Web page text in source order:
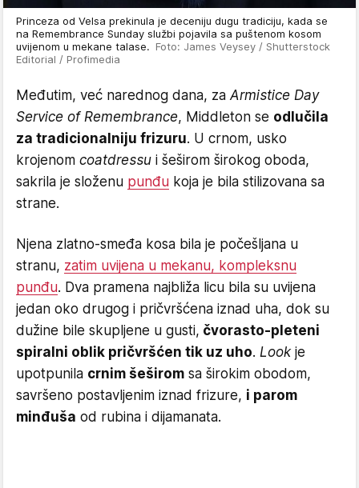
Princeza od Velsa prekinula je deceniju dugu tradiciju, kada se
na Remembrance Sunday službi pojavila sa puštenom kosom
uvijenom u mekane talase. Foto: James Veysey / Shutterstock
Editorial / Profimedia
Međutim, već narednog dana, zaArmistice Day
Service of Remembrance, Middleton se odlučila
za tradicionalniju frizuru. U crnom, usko
krojenom coatdressu i šeširom širokog oboda,
sakrila je složenu punđu koja je bila stilizovana sa
strane.
Njena zlatno-smeđa kosa bila je počešljana u
stranu, zatim uvijena u mekanu, kompleksnu
punđu. Dva pramena najbliža licu bila su uvijena
jedan oko drugog i pričvršćena iznad uha, dok su
dužine bile skupljene u gusti, čvorasto-pleteni
spiralni oblik pričvršćen tik uz uho. Lookje
upotpunila crnim šeširom sa širokim obodom,
savršeno postavljenim iznad frizure, i parom
minđuša od rubina i dijamanata.